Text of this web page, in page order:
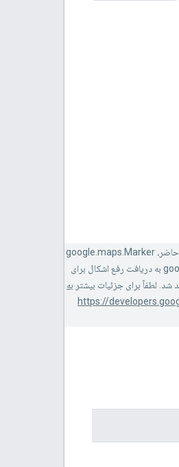
استفاده کنید. در حال حاضر، google.maps.Marker
روی google.maps.Marker توصیه می‌شود. در حالی که google.maps.Marker به دریافت رفع اشکال برای
به
https://